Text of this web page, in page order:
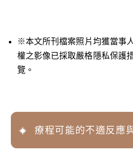
※本文所刊檔案照片均獲當事
權之影像已採取嚴格隱私保護
覽。
療程可能的不適反應